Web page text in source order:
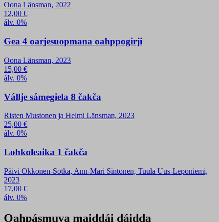
Oona Länsman, 2022
12,00 €
álv. 0%
Gea 4 oarjesuopmana oahppogirji
Oona Länsman, 2023
15,00 €
álv. 0%
Vállje sámegiela 8 čakča
Risten Mustonen ja Helmi Länsman, 2023
25,00 €
álv. 0%
Lohkoleaika 1 čakča
Päivi Okkonen-Sotka, Ann-Mari Sintonen, Tuula Uus-Leponiemi,
2023
17,00 €
álv. 0%
Oahpásmuva maiddái dáidda